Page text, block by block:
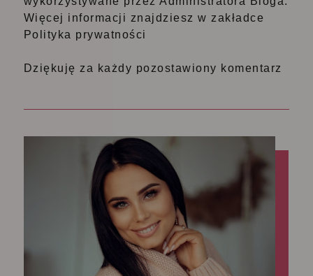
Więcej informacji znajdziesz w zakładce
Polityka prywatności
Dziękuję za każdy pozostawiony komentarz